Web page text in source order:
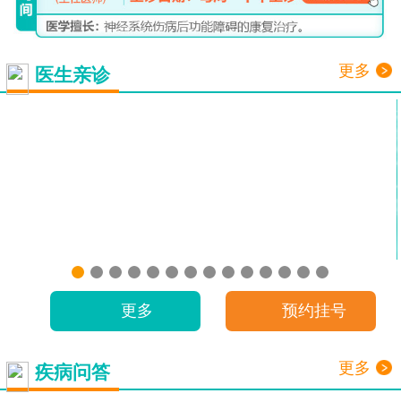
医生亲诊 更多
更多 预约挂号
疾病问答 更多